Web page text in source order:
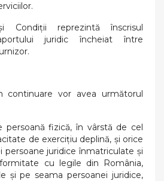
Condiții reprezintă înscrisul
juridic încheiat între
continuare vor avea următorul
persoană fizică, în vârstă de cel
de exercițiu deplină, și orice
persoane juridice înmatriculate și
cu legile din România,
și pe seama persoanei juridice,